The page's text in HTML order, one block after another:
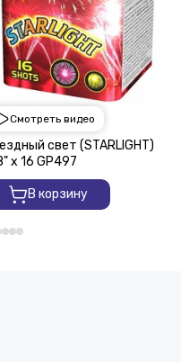
Смотреть видео
₽
свет (STARLIGHT)
х 16 GP497
В корзину